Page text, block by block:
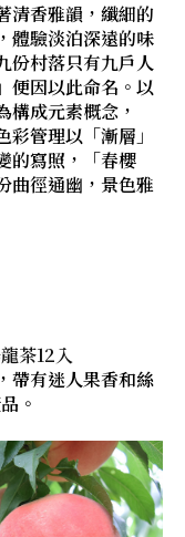
清香雅韻，纖細的
體驗淡泊深遠的味
份村落只有九戶人
便因以此命名。以
構成元素概念，
彩管理以「漸層」
的寫照，「春櫻
曲徑通幽，景色雅
茶12入
帶有迷人果香和絲
。